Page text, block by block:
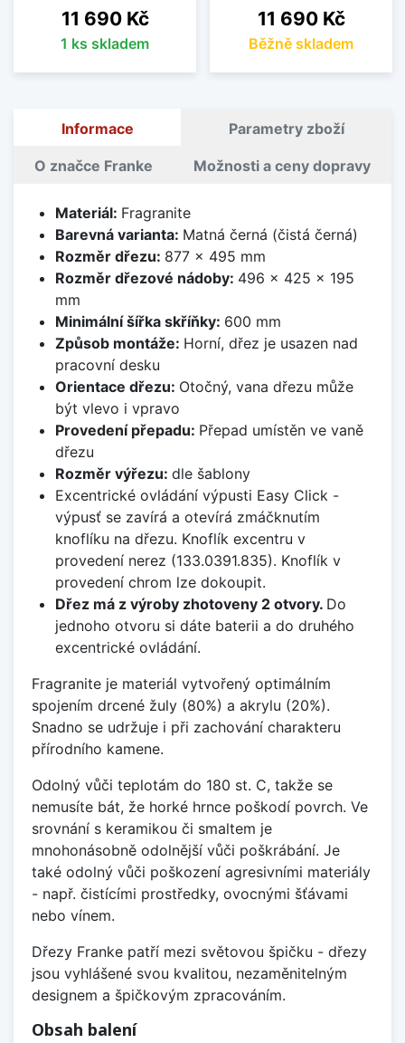
Cena
11 690 Kč
1 ks skladem
Cena
11 690 Kč
Běžně skladem
Informace Parametry zboží
O značce Franke Možnosti a ceny dopravy
Materiál: Fragranite
Barevná varianta: Matná černá (čistá černá)
Rozměr dřezu: 877 x 495 mm
Rozměr dřezové nádoby: 496 x 425 x 195
mm
Minimální šířka skříňky: 600 mm
Způsob montáže: Horní, dřez je usazen nad
pracovní desku
Orientace dřezu: Otočný, vana dřezu může
být vlevo i vpravo
Provedení přepadu: Přepad umístěn ve vaně
dřezu
Rozměr výřezu: dle šablony
Excentrické ovládání výpusti Easy Click -
výpusť se zavírá a otevírá zmáčknutím
knoflíku na dřezu. Knoflík excentru v
provedení nerez (133.0391.835). Knoflík v
provedení chrom lze dokoupit.
Dřez má z výroby zhotoveny 2 otvory. Do
jednoho otvoru si dáte baterii a do druhého
excentrické ovládání.
Fragranite je materiál vytvořený optimálním
spojením drcené žuly (80%) a akrylu (20%).
Snadno se udržuje i při zachování charakteru
přírodního kamene.
Odolný vůči teplotám do 180 st. C, takže se
nemusíte bát, že horké hrnce poškodí povrch. Ve
srovnání s keramikou či smaltem je
mnohonásobně odolnější vůči poškrábání. Je
také odolný vůči poškození agresivními materiály
- např. čistícími prostředky, ovocnými šťávami
nebo vínem.
Dřezy Franke patří mezi světovou špičku - dřezy
jsou vyhlášené svou kvalitou, nezaměnitelným
designem a špičkovým zpracováním.
Obsah balení